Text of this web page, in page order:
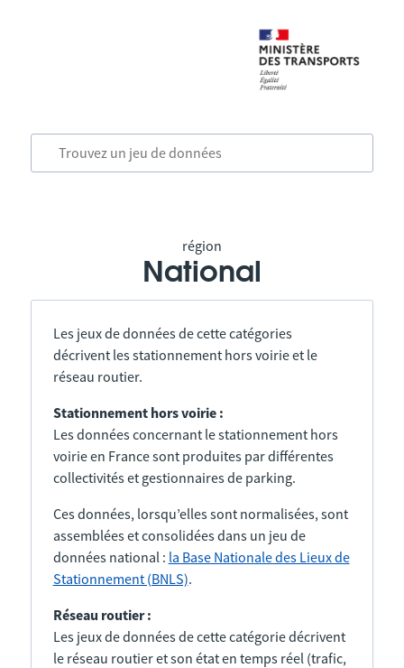
région
National
Les jeux de données de cette catégories
décrivent les stationnement hors voirie et le
réseau routier.
Stationnement hors voirie :
Les données concernant le stationnement hors
voirie en France sont produites par différentes
collectivités et gestionnaires de parking.
Ces données, lorsqu’elles sont normalisées, sont
assemblées et consolidées dans un jeu de
données national : la Base Nationale des Lieux de
Stationnement (BNLS).
Réseau routier :
Les jeux de données de cette catégorie décrivent
le réseau routier et son état en temps réel (trafic,